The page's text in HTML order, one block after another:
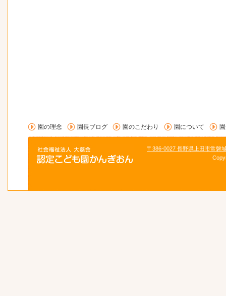
園の理念 園長ブログ 園のこだわり 園について
〒386-0027 長野県上田市常磐